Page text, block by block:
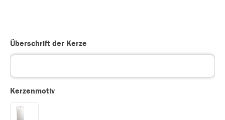
Überschrift der Kerze
Kerzenmotiv